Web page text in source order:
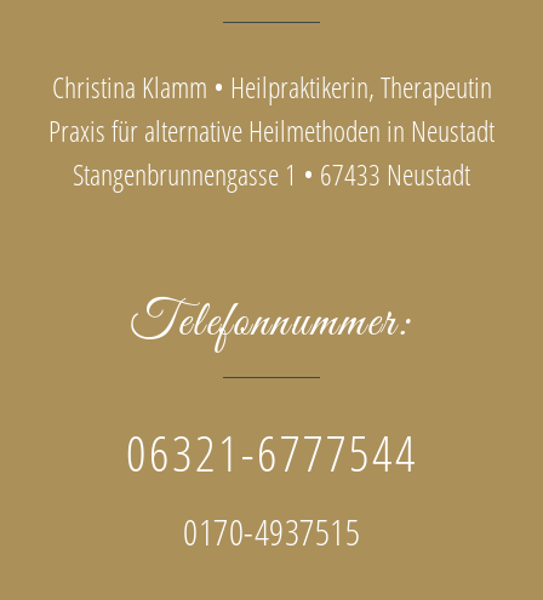
Christina Klamm • Heilpraktikerin, Therapeutin
Praxis für alternative Heilmethoden in Neustadt
Stangenbrunnengasse 1 • 67433 Neustadt
Telefonnummer:
06321-6777544‬
0170-4937515‬